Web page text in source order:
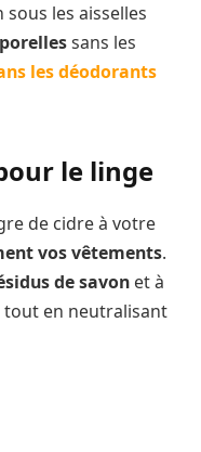
les aisselles
sans les
les déodorants
le linge
de cidre à votre
vos vêtements.
de savon et à
tout en neutralisant